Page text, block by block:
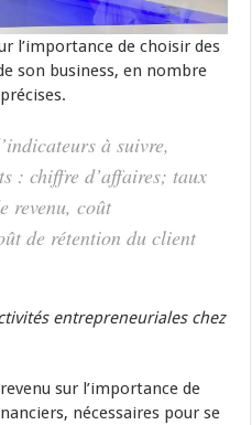
l’importance de choisir des
son business, en nombre
à suivre,
: chiffre d’affaires; taux
revenu, coût
de rétention du client
entrepreneuriales chez
sur l’importance de
nécessaires pour se